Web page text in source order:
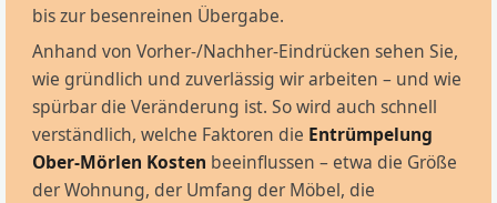
bis zur besenreinen Übergabe.
Anhand von Vorher-/Nachher-Eindrücken sehen Sie,
wie gründlich und zuverlässig wir arbeiten – und wie
spürbar die Veränderung ist. So wird auch schnell
verständlich, welche Faktoren die Entrümpelung
Ober-Mörlen Kosten beeinflussen – etwa die Größe
der Wohnung, der Umfang der Möbel, die